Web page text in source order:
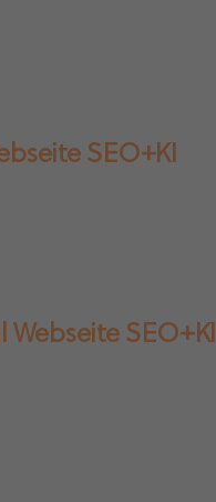
SEO+KI
Webseite SEO+KI